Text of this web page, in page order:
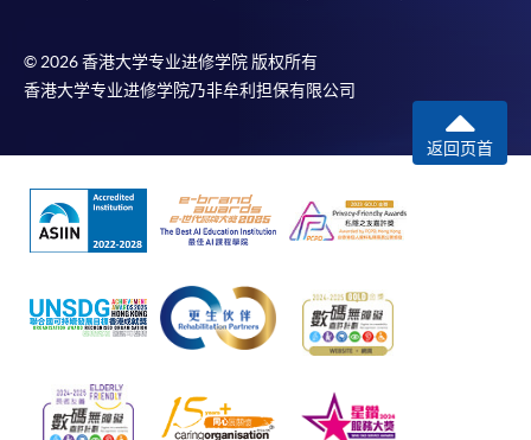
© 2026 香港大学专业进修学院 版权所有
香港大学专业进修学院乃非牟利担保有限公司
返回页首